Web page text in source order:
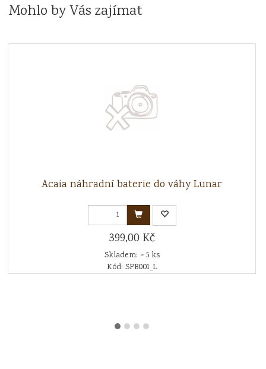
Mohlo by Vás zajímat
Acaia náhradní baterie do váhy Lunar
399,00 Kč
Skladem: > 5 ks
Kód: SPB001_L